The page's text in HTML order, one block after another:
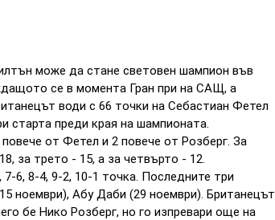
може да стане световен шампион във
се в момента Гран при на САЩ, а
води с 66 точки на Себастиан Фетел
старта преди края на шампионата.
от Фетел и 2 повече от Розберг. За
за трето - 15, а за четвърто - 12.
6, 8-4, 9-2, 10-1 точка. Последните три
ноември), Абу Даби (29 ноември). Британецът
бе Нико Розберг, но го изпревари още на